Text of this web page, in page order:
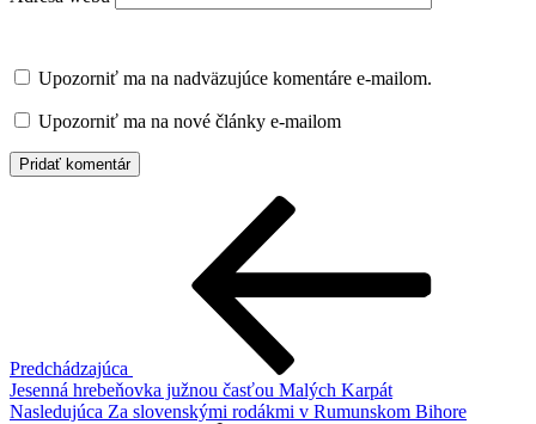
Upozorniť ma na nadväzujúce komentáre e-mailom.
Upozorniť ma na nové články e-mailom
Predchádzajúca
Jesenná hrebeňovka južnou časťou Malých Karpát
Ďalší
Nasledujúca Za slovenskými rodákmi v Rumunskom Bihore